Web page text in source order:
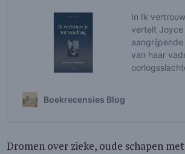
Dromen over zieke, oude schapen met